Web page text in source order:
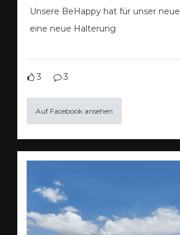
Unsere BeHappy hat für unser
eine neue Halterung
3 3
Auf Facebook ansehen